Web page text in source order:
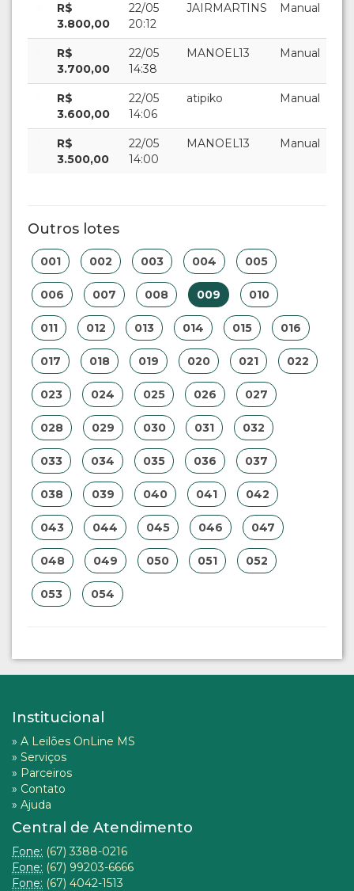
R$
3.800,00
22/05
20:12
JAIRMARTINS Manual
R$
3.700,00
22/05
14:38
MANOEL13 Manual
R$
3.600,00
22/05
14:06
atipiko Manual
R$
3.500,00
22/05
14:00
MANOEL13 Manual
Outros lotes
001 002 003 004 005
006 007 008 009 010
011 012 013 014 015 016
017 018 019 020 021 022
023 024 025 026 027
028 029 030 031 032
033 034 035 036 037
038 039 040 041 042
043 044 045 046 047
048 049 050 051 052
053 054
Institucional
» A Leilões OnLine MS
» Serviços
» Parceiros
» Contato
» Ajuda
Central de Atendimento
Fone: (67) 3388-0216
Fone: (67) 99203-6666
Fone: (67) 4042-1513